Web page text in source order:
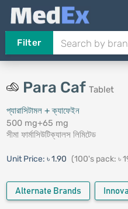
Filter
Para Caf Tablet
প্যারাসিটামল + ক্যাফেইন
500 mg+65 mg
সীমা ফার্মাসিউটিক্যালস লিমিটেড
Unit Price: ৳ 1.90 (100's pack: ৳
Alternate Brands